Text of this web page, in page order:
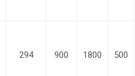
294 900 1800 500